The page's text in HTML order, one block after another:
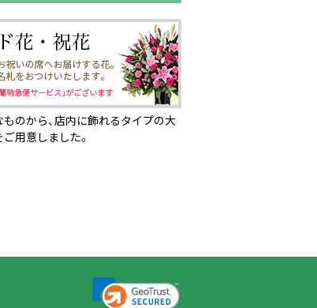
のから、店内に飾れるタイプの大
用意しました。